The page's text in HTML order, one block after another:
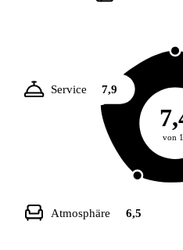
von
Atmosphäre 6,5
Service 7,9